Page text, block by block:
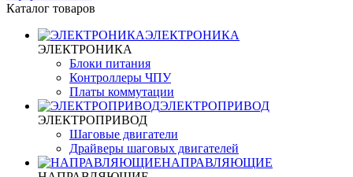
Каталог товаров
ЭЛЕКТРОНИКА
ЭЛЕКТРОНИКА
Блоки питания
Контроллеры ЧПУ
Платы коммутации
ЭЛЕКТРОПРИВОД
ЭЛЕКТРОПРИВОД
Шаговые двигатели
Драйверы шаговых двигателей
НАПРАВЛЯЮЩИЕ